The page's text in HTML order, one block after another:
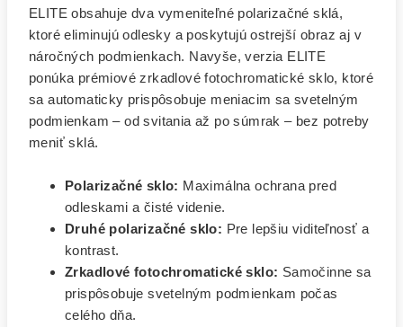
ELITE obsahuje dva vymeniteľné polarizačné sklá,
ktoré eliminujú odlesky a poskytujú ostrejší obraz aj v
náročných podmienkach. Navyše, verzia ELITE
ponúka prémiové zrkadlové fotochromatické sklo, ktoré
sa automaticky prispôsobuje meniacim sa svetelným
podmienkam – od svitania až po súmrak – bez potreby
meniť sklá.
Polarizačné sklo: Maximálna ochrana pred
odleskami a čisté videnie.
Druhé polarizačné sklo: Pre lepšiu viditeľnosť a
kontrast.
Zrkadlové fotochromatické sklo: Samočinne sa
prispôsobuje svetelným podmienkam počas
celého dňa.